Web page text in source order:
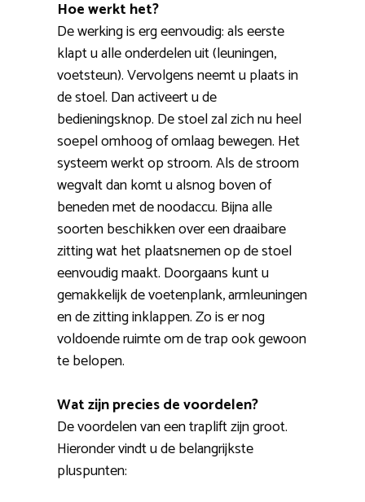
Hoe werkt het?
De werking is erg eenvoudig: als eerste
klapt u alle onderdelen uit (leuningen,
voetsteun). Vervolgens neemt u plaats in
de stoel. Dan activeert u de
bedieningsknop. De stoel zal zich nu heel
soepel omhoog of omlaag bewegen. Het
systeem werkt op stroom. Als de stroom
wegvalt dan komt u alsnog boven of
beneden met de noodaccu. Bijna alle
soorten beschikken over een draaibare
zitting wat het plaatsnemen op de stoel
eenvoudig maakt. Doorgaans kunt u
gemakkelijk de voetenplank, armleuningen
en de zitting inklappen. Zo is er nog
voldoende ruimte om de trap ook gewoon
te belopen.
Wat zijn precies de voordelen?
De voordelen van een traplift zijn groot.
Hieronder vindt u de belangrijkste
pluspunten: